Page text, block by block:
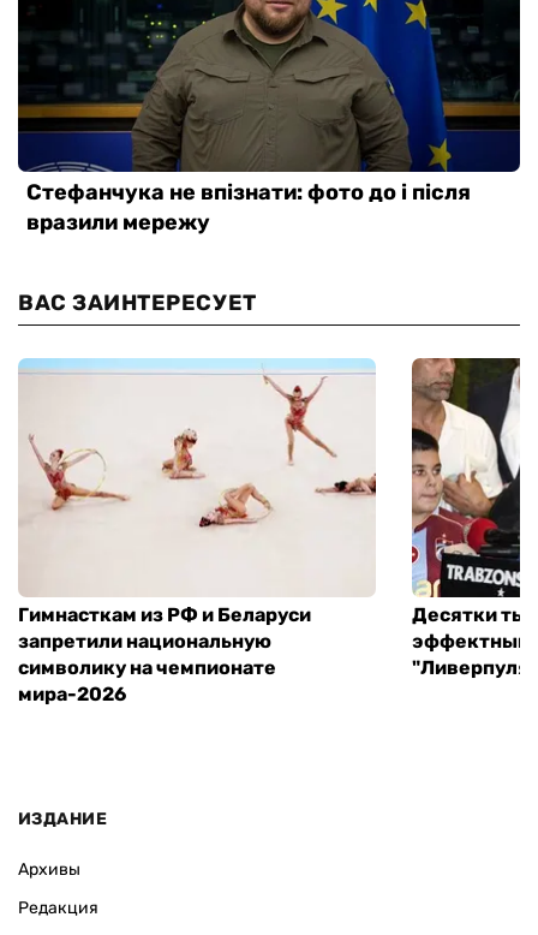
ВАС ЗАИНТЕРЕСУЕТ
Гимнасткам из РФ и Беларуси
запретили национальную
символику на чемпионате
мира-2026
Десятки
эффектный
ИЗДАНИЕ
Архивы
Редакция